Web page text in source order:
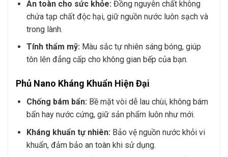
An toàn cho sức khỏe: Đồng nguyên chất không
chứa tạp chất độc hại, giữ nguồn nước luôn sạch và
trong lành.
Tính thẩm mỹ: Màu sắc tự nhiên sáng bóng, giúp
tôn lên đẳng cấp cho không gian bếp của bạn.
Phủ Nano Kháng Khuẩn Hiện Đại
Chống bám bẩn: Bề mặt vòi dễ lau chùi, không bám
bẩn hay nước cứng, giữ sản phẩm luôn như mới.
Kháng khuẩn tự nhiên: Bảo vệ nguồn nước khỏi vi
khuẩn, đảm bảo an toàn khi sử dụng.